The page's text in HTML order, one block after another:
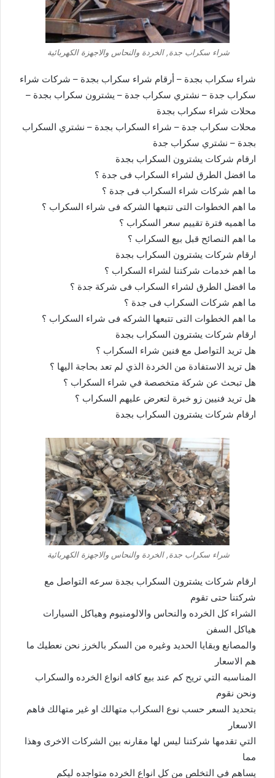
شراء سكراب جدة, الخردة والنحاس والاجهزة الكهربائية
شراء سكراب بجدة – أرقام شراء سكراب بجدة – شركات شراء
سكراب جدة – نشتري سكراب جدة – يشترون سكراب بجدة –
محلات شراء سكراب بجدة
محلات سكراب جدة – شراء السكراب بجدة – نشتري السكراب
بجدة – نشتري سكراب جدة
ارقام شركات يشترون السكراب بجدة
ما افضل الطرق لشراء السكراب فى جدة ؟
ما اهم شركات شراء السكراب فى جدة ؟
ما اهم الخطوات التى تتبعها الشركه فى شراء السكراب ؟
ما اهميه فترة تقييم سعر السكراب ؟
ما اهم النصائح قبل بيع السكراب ؟
ارقام شركات يشترون السكراب بجدة
ما اهم خدمات شركتنا لشراء السكراب ؟
ما افضل الطرق لشراء السكراب فى شركة جدة ؟
ما اهم شركات السكراب فى جدة ؟
ما اهم الخطوات التى تتبعها الشركه فى شراء السكراب ؟
ارقام شركات يشترون السكراب بجدة
هل تريد التواصل مع فنين شراء السكراب ؟
هل تريد الاستفادة من الخردة الذي لم تعد بحاجة اليها ؟
هل تبحث عن شركة متخصصة في شراء السكراب ؟
هل تريد فنيين زو خبرة لتعرض عليهم السكراب ؟
ارقام شركات يشترون السكراب بجدة
شراء سكراب جدة, الخردة والنحاس والاجهزة الكهربائية
ارقام شركات يشترون السكراب بجدة سرعه التواصل مع
شركتنا حتى تقوم
الشراء كل الخرده والنحاس والالومنيوم وهياكل السيارات
هياكل السفن
والمصانع وبقايا الحديد وغيره من السكر بالخرز نحن نعطيك ما
هم الاسعار
المناسبه التي تريح كم عند بيع كافه انواع الخرده والسكراب
ونحن نقوم
بتحديد السعر حسب نوع السكراب متهالك او غير متهالك فاهم
الاسعار
التي تقدمها شركتنا ليس لها مقارنه بين الشركات الاخرى وهذا
مما
يساهم في التخلص من كل انواع الخرده متواجده ليكم